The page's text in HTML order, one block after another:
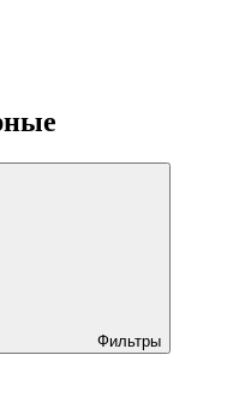
Фильтры